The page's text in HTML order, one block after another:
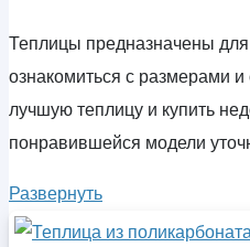
Теплицы предназначены
ознакомиться с размерами
лучшую теплицу и купить
понравившейся модели
Развернуть